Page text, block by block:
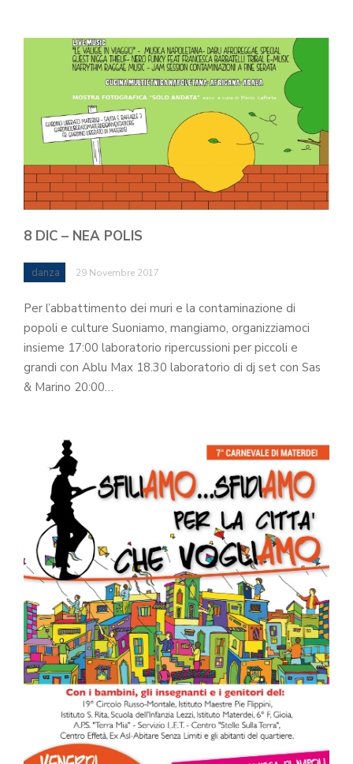
8 DIC – NEA POLIS
danza 29 Novembre 2017
Per l’abbattimento dei muri e la contaminazione di
popoli e culture Suoniamo, mangiamo, organizziamoci
insieme 17:00 laboratorio ripercussioni per piccoli e
grandi con Ablu Max 18.30 laboratorio di dj set con Sas
& Marino 20:00…